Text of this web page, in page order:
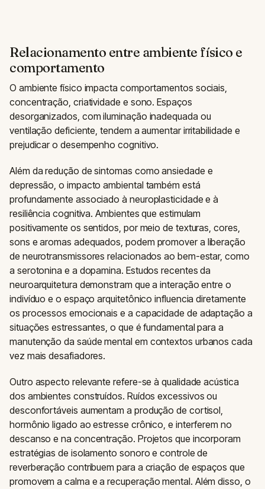
Relacionamento entre ambiente físico e
comportamento
O ambiente físico impacta comportamentos sociais,
concentração, criatividade e sono. Espaços
desorganizados, com iluminação inadequada ou
ventilação deficiente, tendem a aumentar irritabilidade e
prejudicar o desempenho cognitivo.
Além da redução de sintomas como ansiedade e
depressão, o impacto ambiental também está
profundamente associado à neuroplasticidade e à
resiliência cognitiva. Ambientes que estimulam
positivamente os sentidos, por meio de texturas, cores,
sons e aromas adequados, podem promover a liberação
de neurotransmissores relacionados ao bem-estar, como
a serotonina e a dopamina. Estudos recentes da
neuroarquitetura demonstram que a interação entre o
indivíduo e o espaço arquitetônico influencia diretamente
os processos emocionais e a capacidade de adaptação a
situações estressantes, o que é fundamental para a
manutenção da saúde mental em contextos urbanos cada
vez mais desafiadores.
Outro aspecto relevante refere-se à qualidade acústica
dos ambientes construídos. Ruídos excessivos ou
desconfortáveis aumentam a produção de cortisol,
hormônio ligado ao estresse crônico, e interferem no
descanso e na concentração. Projetos que incorporam
estratégias de isolamento sonoro e controle de
reverberação contribuem para a criação de espaços que
promovem a calma e a recuperação mental. Além disso, o